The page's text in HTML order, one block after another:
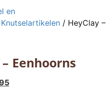
en
Knutselartikelen / HeyClay –
Eenhoorns
Huidige